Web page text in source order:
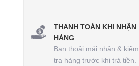
THANH TOÁN KHI NHẬN
HÀNG
Bạn thoải mái nhận & kiểm
tra hàng trước khi trả tiền.